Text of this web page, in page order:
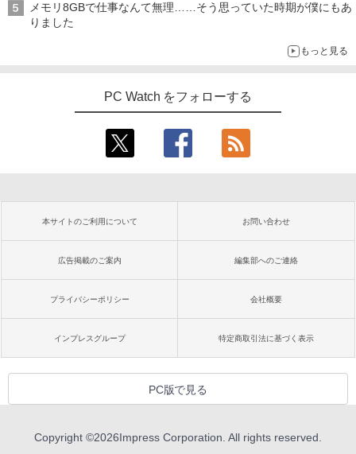
メモリ8GBで仕事なんて無理……そう思っていた時期が僕にもあ
りました
もっと見る
PC Watch をフォローする
本サイトのご利用について お問い合わせ
広告掲載のご案内 編集部へのご連絡
プライバシーポリシー 会社概要
インプレスグループ 特定商取引法に基づく表示
PC版で見る
Copyright ©2026Impress Corporation. All rights reserved.